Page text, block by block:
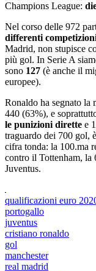
Champions League:
Nel corso delle 972
differenti
Madrid, non stupisce
più gol. In Serie A
sono 127 (è anche il
europee).
Ronaldo ha segnato la
440 (63%), e
le punizioni dirette e
traguardo dei 700 gol,
cifra tonda: la 100.ma
contro il Tottenham, la
Juventus.
qualificazioni euro
portogallo
juventus
cristiano ronaldo
gol
manchester
real madrid